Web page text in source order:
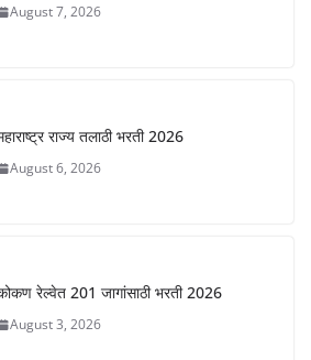
August 7, 2026
राज्य तलाठी भरती 2026
August 6, 2026
रेल्वेत 201 जागांसाठी भरती 2026
August 3, 2026